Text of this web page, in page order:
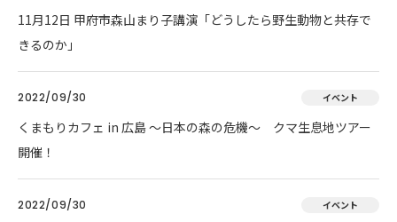
11月12日 甲府市森山まり子講演「どうしたら野生動物と共存で
きるのか」
2022/09/30 イベント
くまもりカフェ in 広島 ～日本の森の危機～ クマ生息地ツアー
開催！
2022/09/30 イベント